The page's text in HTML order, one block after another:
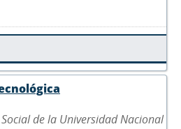
de la Universidad Nacional